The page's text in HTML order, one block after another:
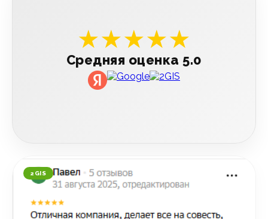
★★★★★
Средняя оценка 5.0
2GIS